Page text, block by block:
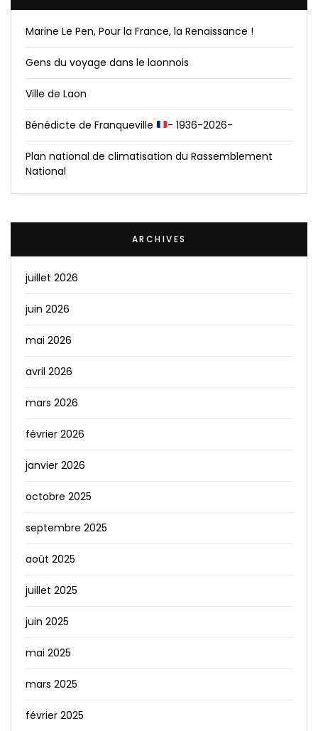
Marine Le Pen, Pour la France, la Renaissance !
Gens du voyage dans le laonnois
Ville de Laon
Bénédicte de Franqueville - 1936-2026-
Plan national de climatisation du Rassemblement
National
ARCHIVES
juillet 2026
juin 2026
mai 2026
avril 2026
mars 2026
février 2026
janvier 2026
octobre 2025
septembre 2025
août 2025
juillet 2025
juin 2025
mai 2025
mars 2025
février 2025